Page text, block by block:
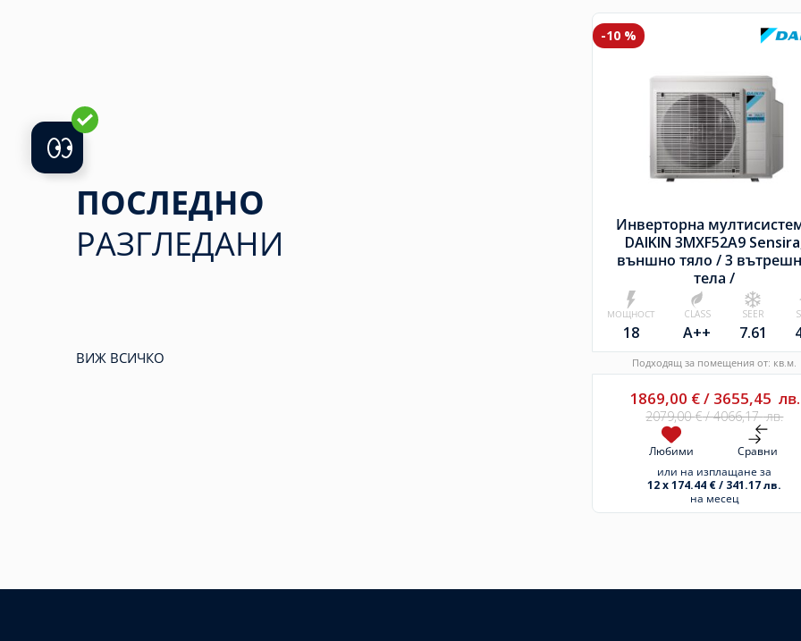
ПОСЛЕДНО
РАЗГЛЕДАНИ
ВИЖ ВСИЧКО
-10 %
Инверторна
DAIKIN 3MXF52A9
външно тяло /3
тела /
МОЩНОСТ
18
CLASS
A++
SEER
7.61
Подходящ за помещения от: кв.м.
1869,00 €/ 3655,45 лв.
2079,00€/4066,17лв.
Любими
Сравни
или на изплащане за
12 x 174.44 € / 341.17 лв.
на месец